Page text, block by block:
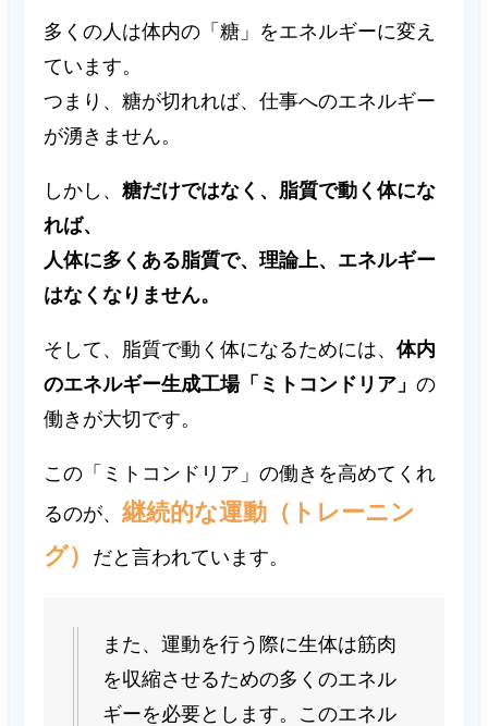
多くの人は体内の「糖」をエネルギーに変え
ています。
つまり、糖が切れれば、仕事へのエネルギー
が湧きません。
しかし、糖だけではなく、脂質で動く体にな
れば、
人体に多くある脂質で、理論上、エネルギー
はなくなりません。
そして、脂質で動く体になるためには、体内
のエネルギー生成工場「ミトコンドリア」の
働きが大切です。
この「ミトコンドリア」の働きを高めてくれ
るのが、継続的な運動（トレーニン
グ）
だと言われています。
また、運動を行う際に生体は筋肉
を収縮させるための多くのエネル
ギーを必要とします。このエネル